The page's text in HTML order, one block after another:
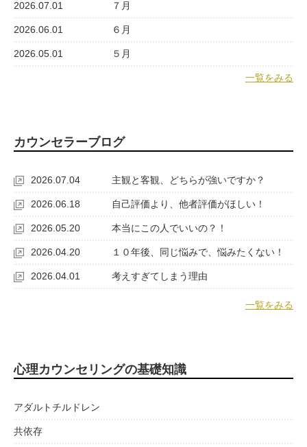
2026.07.01 ７月
2026.06.01 ６月
2026.05.01 ５月
一覧をみる
カウンセラーブログ
2026.07.04 主観と客観、どちらが強いですか？
2026.06.18 自己評価より、他者評価がほしい！
2026.05.20 本当にこの人でいいの？！
2026.04.20 １０年後、同じ悩みで、悩みたくない！
2026.04.01 考えすぎてしまう理由
一覧をみる
心理カウンセリングの基礎知識
アダルトチルドレン
共依存